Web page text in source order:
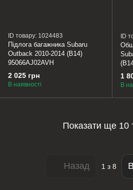
ID товару: 1024483
Підлога багажника Subaru
Outback 2010-2014 (B14)
95066AJ02AVH
2 025 грн
В наявності
ID
1
В
Показати ще 10
Назад 1 з 8